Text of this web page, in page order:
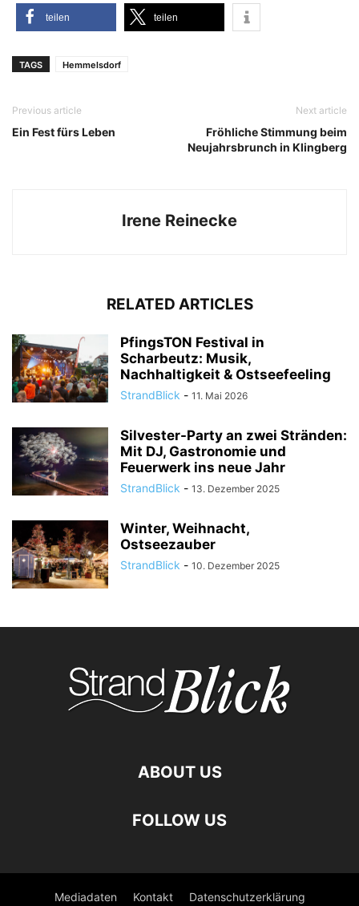
tei­len tei­len
TAGS Hemmelsdorf
Previous article
Ein Fest fürs Leben
Next article
Fröhliche Stimmung beim
Neujahrsbrunch in Klingberg
Irene Reinecke
RELATED ARTICLES
PfingsTON Festival in
Scharbeutz: Musik,
Nachhaltigkeit & Ostseefeeling
StrandBlick - 11. Mai 2026
Silvester-Party an zwei Stränden:
Mit DJ, Gastronomie und
Feuerwerk ins neue Jahr
StrandBlick - 13. Dezember 2025
Winter, Weihnacht,
Ostseezauber
StrandBlick - 10. Dezember 2025
ABOUT US
FOLLOW US
Mediadaten Kontakt Datenschutzerklärung